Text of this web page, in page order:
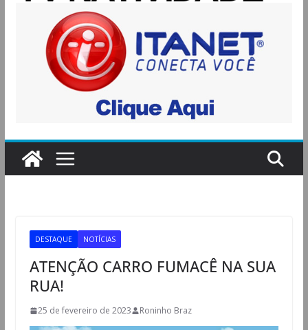
DESTAQUE NOTÍCIAS
ATENÇÃO CARRO FUMACÊ NA SUA
RUA!
25 de fevereiro de 2023 Roninho Braz